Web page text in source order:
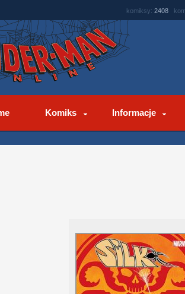
komiksy: 2408
Komiks Informacje